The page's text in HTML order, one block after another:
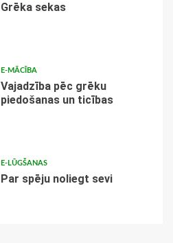
Grēka sekas
E-MĀCĪBA
Vajadzība pēc grēku
piedošanas un ticības
E-LŪGŠANAS
Par spēju noliegt sevi